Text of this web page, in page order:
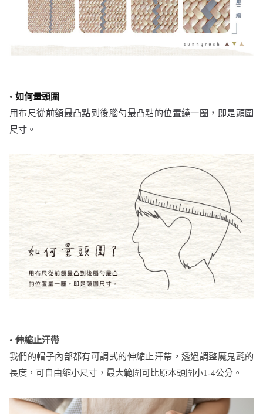
• 如何量頭圍
用布尺從前額最凸點到後腦勺最凸點的位置繞一圈，即是頭圍
尺寸。
• 伸縮止汗帶
我們的帽子內部都有可調式的伸縮止汗帶，透過調整魔鬼氈的
長度，可自由縮小尺寸，最大範圍可比原本頭圍小1-4公分。